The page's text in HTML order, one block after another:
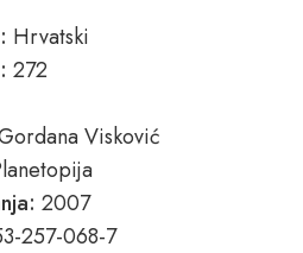
Hrvatski
272
Visković
2007
257-068-7